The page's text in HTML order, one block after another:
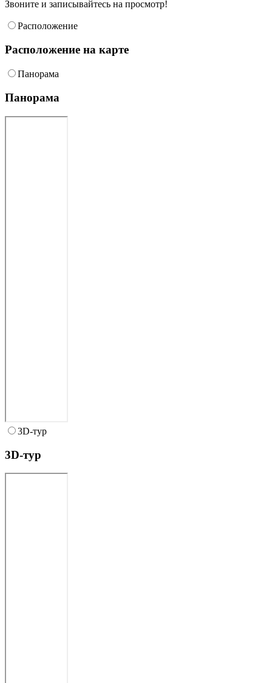
Звоните и записывайтесь на просмотр!
Расположение
Расположение на карте
Панорама
Панорама
3D-тур
3D-тур